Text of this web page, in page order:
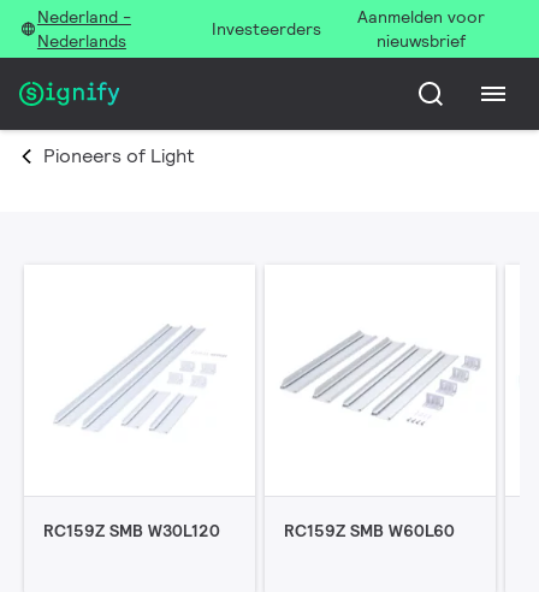
Nederland -
Nederlands
Investeerders
Aanmelden voor
nieuwsbrief
Pioneers of Light
RC159Z SMB W30L120 RC159Z SMB W60L60